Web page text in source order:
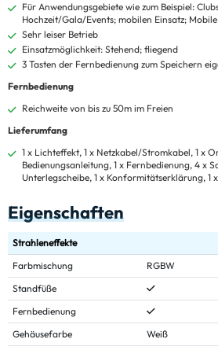
Für Anwendungsgebiete wie zum Beispiel:
Hochzeit/Gala/Events; mobilen Einsatz;
Sehr leiser Betrieb
Einsatzmöglichkeit: Stehend; fliegend
3 Tasten der Fernbedienung zum Speichern
Fernbedienung
Reichweite von bis zu 50m im Freien
Lieferumfang
1 x Lichteffekt, 1 x Netzkabel/Stromkabel, 1 x
Bedienungsanleitung, 1 x Fernbedienung, 4 x
Unterlegscheibe, 1 x Konformitätserklärung, 1
Eigenschaften
Strahleneffekte
Farbmischung
RGBW
Standfüße
Fernbedienung
Gehäusefarbe
Weiß